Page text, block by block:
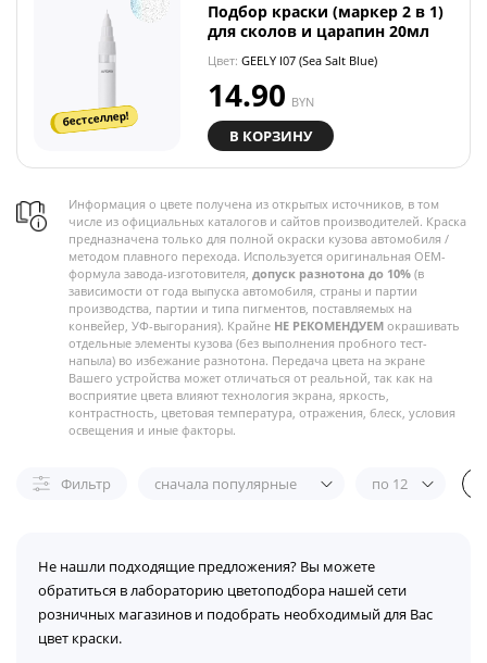
бестселлер!
Подбор краски (маркер 2 в 1)
для сколов и царапин 20мл
Цвет: GEELY I07 (Sea Salt Blue)
14.90 BYN
В КОРЗИНУ
Информация о цвете получена из открытых источников, в том
числе из официальных каталогов и сайтов производителей. Краска
предназначена только для полной окраски кузова автомобиля /
методом плавного перехода. Используется оригинальная OEM-
формула завода-изготовителя, допуск разнотона до 10% (в
зависимости от года выпуска автомобиля, страны и партии
производства, партии и типа пигментов, поставляемых на
конвейер, УФ-выгорания). Крайне НЕ РЕКОМЕНДУЕМ окрашивать
отдельные элементы кузова (без выполнения пробного тест-
напыла) во избежание разнотона. Передача цвета на экране
Вашего устройства может отличаться от реальной, так как на
восприятие цвета влияют технология экрана, яркость,
контрастность, цветовая температура, отражения, блеск, условия
освещения и иные факторы.
Фильтр сначала популярные по 12
Не нашли подходящие предложения? Вы можете
обратиться в лабораторию цветоподбора нашей сети
розничных магазинов и подобрать необходимый для Вас
цвет краски.